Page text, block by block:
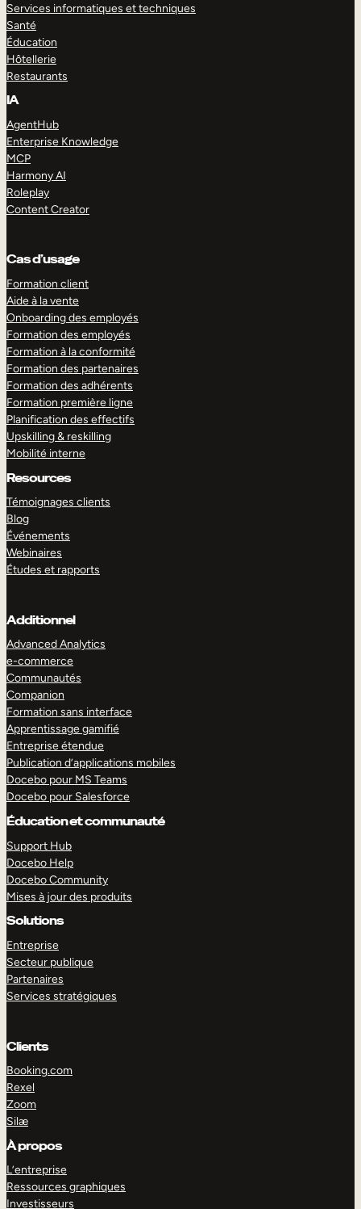
Services informatiques et techniques
Santé
Éducation
Hôtellerie
Restaurants
IA
AgentHub
Enterprise Knowledge
MCP
Harmony AI
Roleplay
Content Creator
Cas d’usage
Formation client
Aide à la vente
Onboarding des employés
Formation des employés
Formation à la conformité
Formation des partenaires
Formation des adhérents
Formation première ligne
Planification des effectifs
Upskilling & reskilling
Mobilité interne
Resources
Témoignages clients
Blog
Événements
Webinaires
Études et rapports
Additionnel
Advanced Analytics
e-commerce
Communautés
Companion
Formation sans interface
Apprentissage gamifié
Entreprise étendue
Publication d’applications mobiles
Docebo pour MS Teams
Docebo pour Salesforce
Éducation et communauté
Support Hub
Docebo Help
Docebo Community
Mises à jour des produits
Solutions
Entreprise
Secteur publique
Partenaires
Services stratégiques
Clients
Booking.com
Rexel
Zoom
Silæ
À propos
L’entreprise
Ressources graphiques
Investisseurs